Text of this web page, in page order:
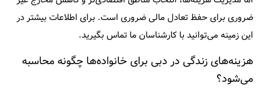
ضروری برای حفظ تعادل مالی ضروری است. برای اطلاعات بیشتر در
این زمینه می‌توانید با کارشناسان ما تماس بگیرید.
هزینه‌های زندگی در دبی برای خانواده‌ها چگونه محاسبه
می‌شود؟